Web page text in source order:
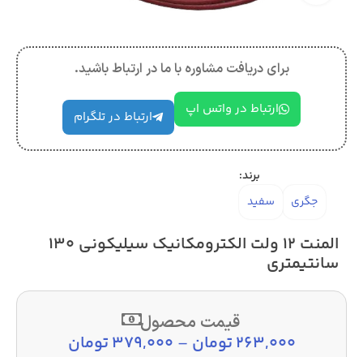
برای دریافت مشاوره با ما در ارتباط باشید.
ارتباط در واتس اپ ارتباط در تلگرام
برند:
جگری
سفید
المنت ۱۲ ولت الکترومکانیک سیلیکونی ۱۳۰
سانتیمتری
قیمت محصول
263,000تومان –
379,000تومان